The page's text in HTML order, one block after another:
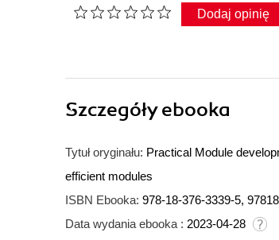
Dodaj opinię
Szczegółyebooka
Tytuł oryginału: Practical Module
efficient modules
ISBN Ebooka: 978-18-376-3339-5,
Data wydania ebooka : 2023-04-28